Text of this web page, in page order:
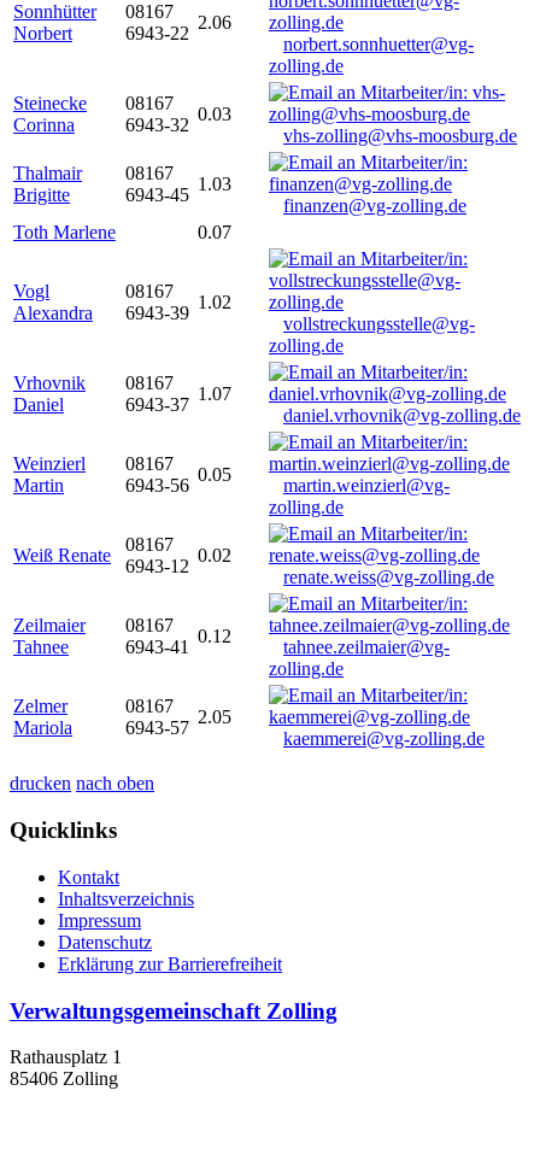
Sonnhütter
Norbert
08167
6943-22
2.06
norbert.sonnhuetter@vg-
zolling.de
Steinecke
Corinna
08167
6943-32
0.03
vhs-zolling@vhs-moosburg.de
Thalmair
Brigitte
08167
6943-45
1.03
finanzen@vg-zolling.de
Toth Marlene
0.07
Vogl
Alexandra
08167
6943-39
1.02
vollstreckungsstelle@vg-
zolling.de
Vrhovnik
Daniel
08167
6943-37
1.07
daniel.vrhovnik@vg-zolling.de
Weinzierl
Martin
08167
6943-56
0.05
martin.weinzierl@vg-
zolling.de
Weiß Renate
08167
6943-12
0.02
renate.weiss@vg-zolling.de
Zeilmaier
Tahnee
08167
6943-41
0.12
tahnee.zeilmaier@vg-
zolling.de
Zelmer
Mariola
08167
6943-57
2.05
kaemmerei@vg-zolling.de
drucken nach oben
Quicklinks
Kontakt
Inhaltsverzeichnis
Impressum
Datenschutz
Erklärung zur Barrierefreiheit
Verwaltungsgemeinschaft Zolling
Rathausplatz 1
85406 Zolling